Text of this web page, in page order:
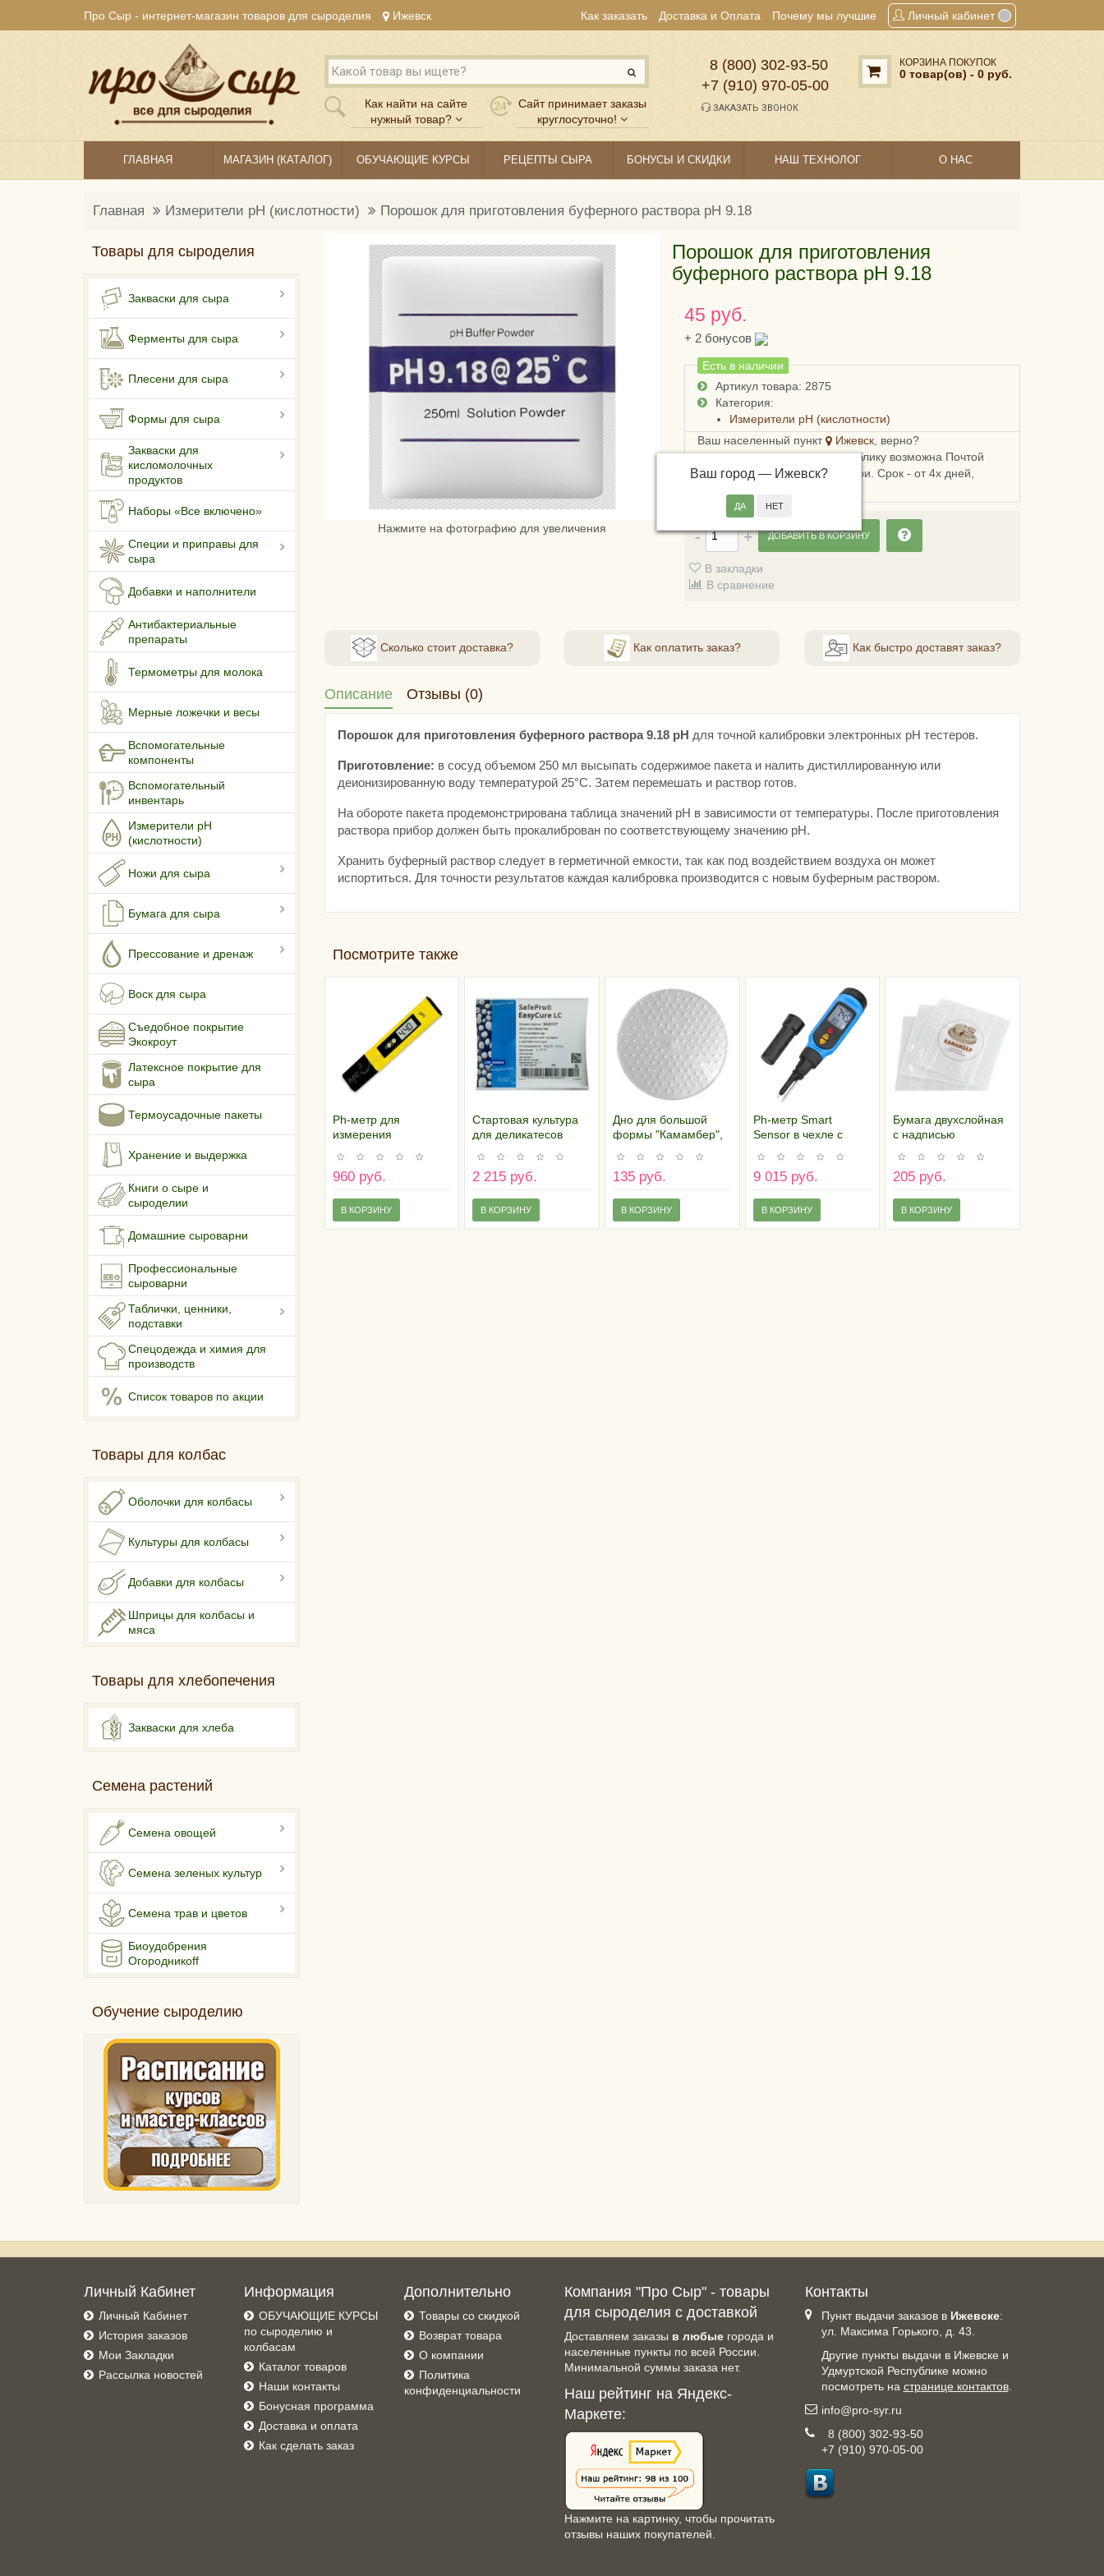
Про Сыр - интернет-магазин товаров для сыроделия Ижевск Как заказать Доставка и Оплата Почему мы лучшие Личный кабинет
Как найти на сайте
нужный товар?
Сайт принимает заказы
круглосуточно!
8 (800) 302‑93‑50
+7 (910) 970‑05‑00
ЗАКАЗАТЬ ЗВОНОК
КОРЗИНА ПОКУПОК
0 товар(ов) - 0 руб.
ГЛАВНАЯ МАГАЗИН (КАТАЛОГ) ОБУЧАЮЩИЕ КУРСЫ РЕЦЕПТЫ СЫРА БОНУСЫ И СКИДКИ НАШ ТЕХНОЛОГ О НАС
Главная Измерители pH (кислотности) Порошок для приготовления буферного раствора pH 9.18
Товары для сыроделия
Закваски для сыра
Ферменты для сыра
Плесени для сыра
Формы для сыра
Закваски для
кисломолочных
продуктов
Наборы «Все включено»
Специи и приправы для
сыра
Добавки и наполнители
Антибактериальные
препараты
Термометры для молока
Мерные ложечки и весы
Вспомогательные
компоненты
Вспомогательный
инвентарь
Измерители pH
(кислотности)
Ножи для сыра
Бумага для сыра
Прессование и дренаж
Воск для сыра
Съедобное покрытие
Экокроут
Латексное покрытие для
сыра
Термоусадочные пакеты
Хранение и выдержка
Книги о сыре и
сыроделии
Домашние сыроварни
Профессиональные
сыроварни
Таблички, ценники,
подставки
Спецодежда и химия для
производств
Список товаров по акции
Товары для колбас
Оболочки для колбасы
Культуры для колбасы
Добавки для колбасы
Шприцы для колбасы и
мяса
Товары для хлебопечения
Закваски для хлеба
Семена растений
Семена овощей
Семена зеленых культур
Семена трав и цветов
Биоудобрения
Огородникоff
Обучение сыроделию
Нажмите на фотографию для увеличения
Порошок для приготовления
буферного раствора pH 9.18
45 руб.
+ 2 бонусов
Есть в наличии
Артикул товара: 2875
Категория:
Измерители pH (кислотности)
Ваш населенный пункт
Ижевск, верно?
Ваш город — Ижевск?
Доставка в Удмуртскую республику возможна Почтой
России, СДЭКом или Боксберри. Срок - от 4х дней,
ДОБАВИТЬ В КОРЗИНУ
В закладки
В сравнение
Сколько стоит доставка? Как оплатить заказ? Как быстро доставят заказ?
Описание Отзывы (0)
Порошок для приготовления буферного раствора 9.18 pH для точной калибровки электронных pH тестеров.
Приготовление: в сосуд объемом 250 мл высыпать содержимое пакета и налить дистиллированную или
деионизированную воду температурой 25°C. Затем перемешать и раствор готов.
На обороте пакета продемонстрирована таблица значений pH в зависимости от температуры. После приготовления
раствора прибор должен быть прокалиброван по соответствующему значению pH.
Хранить буферный раствор следует в герметичной емкости, так как под воздействием воздуха он может
испортиться. Для точности результатов каждая калибровка производится с новым буферным раствором.
Посмотрите также
Ph-метр для
измерения
960 руб.
В КОРЗИНУ
Стартовая культура
для деликатесов
25/100 кг
2 215 руб.
В КОРЗИНУ
Дно для большой
формы "Камамбер",
135 руб.
В КОРЗИНУ
Ph-метр Smart
Sensor в чехле с
калибровочных
растворов
9 015 руб.
В КОРЗИНУ
Бумага двухслойная
с надписью
см), Россия (пачка 10
листов)
205 руб.
В КОРЗИНУ
Личный Кабинет
Личный Кабинет
История заказов
Мои Закладки
Рассылка новостей
Информация
ОБУЧАЮЩИЕ КУРСЫ
по сыроделию и
колбасам
Каталог товаров
Наши контакты
Бонусная программа
Доставка и оплата
Как сделать заказ
Дополнительно
Товары со скидкой
Возврат товара
О компании
Политика
конфиденциальности
Компания "Про Сыр" - товары
для сыроделия с доставкой
Доставляем заказы в любые города и
населенные пункты по всей России.
Минимальной суммы заказа нет.
Наш рейтинг на Яндекс-
Маркете:
Нажмите на картинку, чтобы прочитать
отзывы наших покупателей.
Контакты
Пункт выдачи заказов в Ижевске:
ул. Максима Горького, д. 43.
Другие пункты выдачи в Ижевске и
Удмуртской Республике можно
посмотреть на странице контактов.
info@pro-syr.ru
8 (800) 302-93-50
+7 (910) 970-05-00